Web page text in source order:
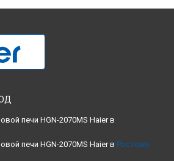
печи HGN-2070MS Haier в
печи HGN-2070MS Haier в Ростове-